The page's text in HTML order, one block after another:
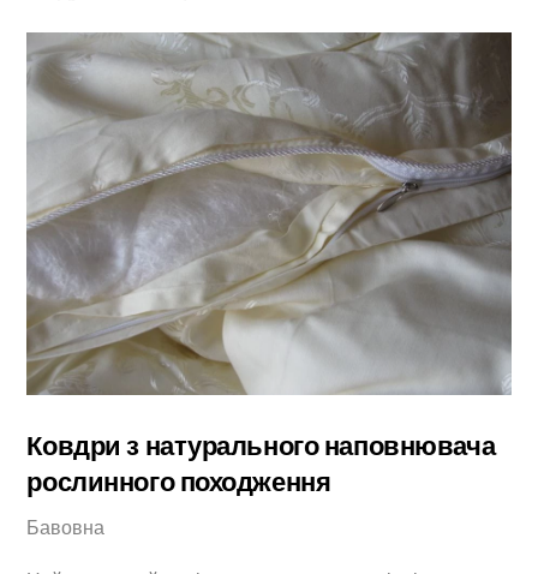
Ковдри з натурального наповнювача
рослинного походження
Бавовна